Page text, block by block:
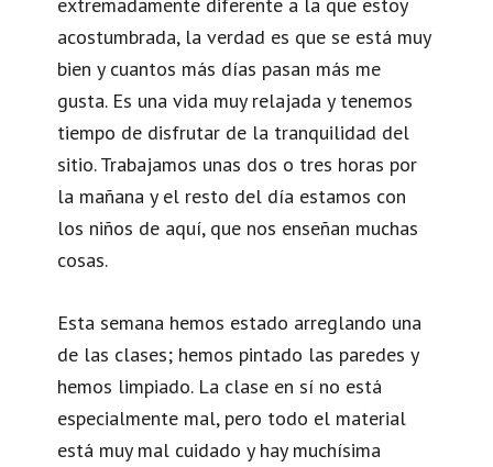
acostumbrada, la verdad es que se está muy
bien y cuantos más días pasan más me
gusta. Es una vida muy relajada y tenemos
tiempo de disfrutar de la tranquilidad del
sitio. Trabajamos unas dos o tres horas por
la mañana y el resto del día estamos con
los niños de aquí, que nos enseñan muchas
cosas.
Esta semana hemos estado arreglando una
de las clases; hemos pintado las paredes y
hemos limpiado. La clase en sí no está
especialmente mal, pero todo el material
está muy mal cuidado y hay muchísima